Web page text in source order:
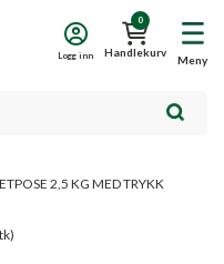
Meny
0
Handlekurv
Logg inn
2,5 KG MED TRYKK